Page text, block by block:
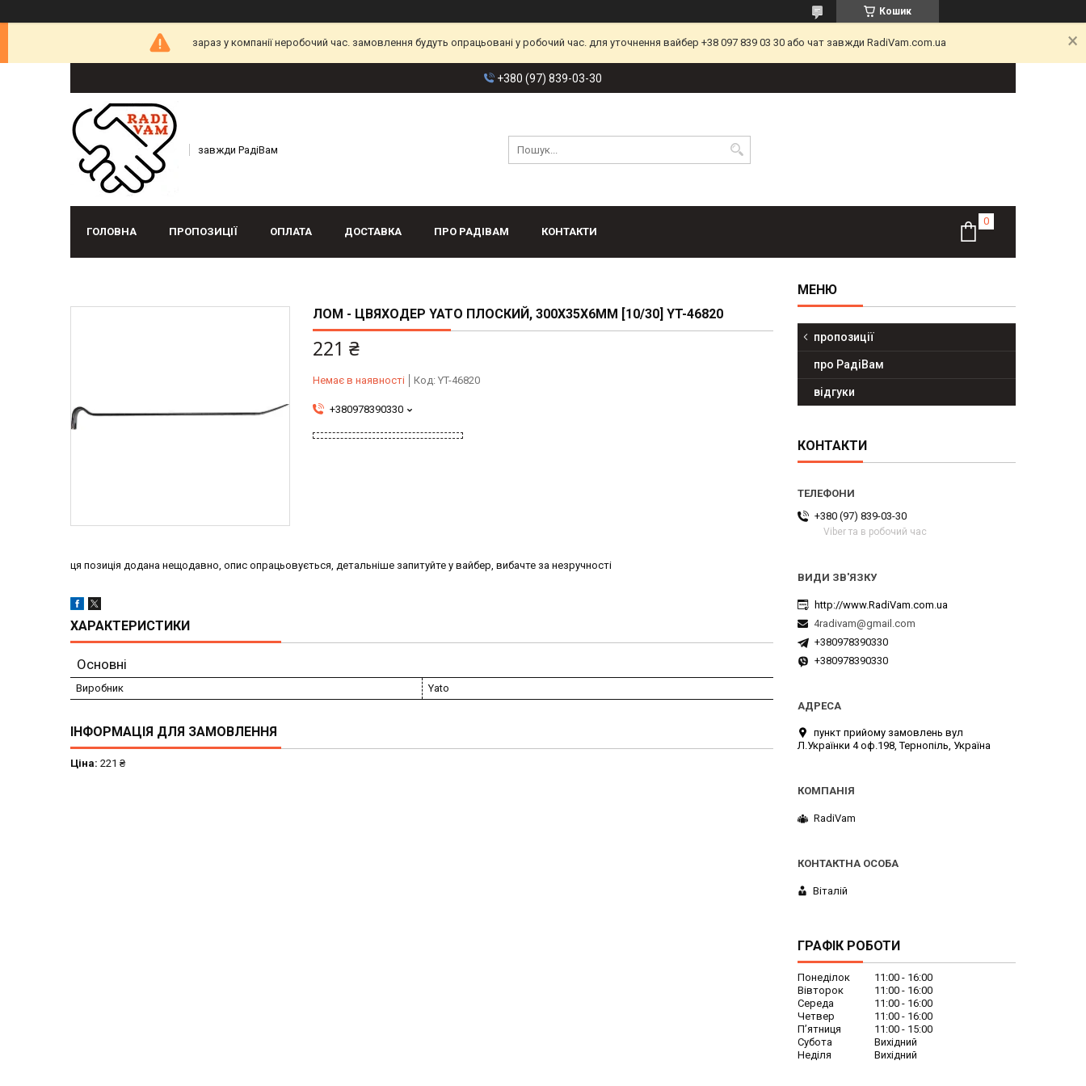
Кошик
зараз у компанії неробочий час. замовлення будуть опрацьовані у робочий час. для уточнення вайбер +38 097 839 03 30 або чат завжди RadiVam.com.ua
+380 (97) 839-03-30
завжди РадіВам
ГОЛОВНА ПРОПОЗИЦІЇ ОПЛАТА ДОСТАВКА ПРО РАДІВАМ КОНТАКТИ
ЛОМ - ЦВЯХОДЕР YATO ПЛОСКИЙ, 300Х35Х6ММ [10/30] YT-46820
221 ₴
Немає в наявності Код: YT-46820
+380978390330
ця позиція додана нещодавно, опис опрацьовується, детальніше запитуйте у вайбер, вибачте за незручності
ХАРАКТЕРИСТИКИ
Основні
Виробник Yato
ІНФОРМАЦІЯ ДЛЯ ЗАМОВЛЕННЯ
Ціна: 221 ₴
пропозиції
про РадіВам
відгуки
КОНТАКТИ
+380 (97) 839-03-30
Viber та в робочий час
http://www.RadiVam.com.ua
4radivam@gmail.com
+380978390330
+380978390330
пункт прийому замовлень вул
Л.Українки 4 оф.198, Тернопіль, Україна
RadiVam
Віталій
ГРАФІК РОБОТИ
Понеділок 11:00
16:00
Вівторок
11:00
16:00
Середа
11:00
16:00
Четвер
11:00
16:00
Пʼятниця
11:00
15:00
Субота
Вихідний
Неділя
Вихідний